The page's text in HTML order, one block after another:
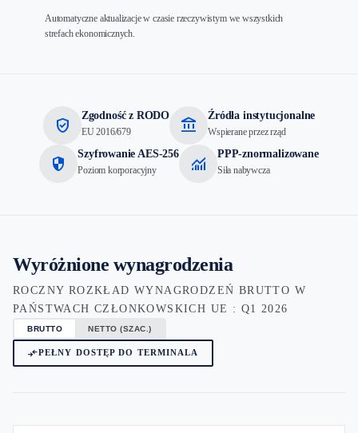
Automatyczne aktualizacje w czasie rzeczywistym we wszystkich
strefach ekonomicznych.
verified_user Zgodność z RODO
EU 2016/679 account_balance Źródła instytucjonalne
Wspierane przez rząd
security Szyfrowanie AES-256
Poziom korporacyjny monitoring PPP-znormalizowane
Siła nabywcza
Wyróżnione wynagrodzenia
ROCZNY ROZKŁAD WYNAGRODZEŃ BRUTTO W
PAŃSTWACH CZŁONKOWSKICH UE : Q1 2026
BRUTTO NETTO (SZAC.)
compare_arrowsPEŁNY DOSTĘP DO TERMINALA